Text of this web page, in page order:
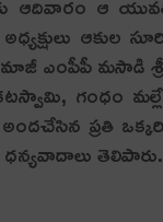
ఆకుల
ఎంపీపీ మసాడి
గంధం
ప్ర‌తి
ధ‌న్య‌వాదాలు తెలిపారు.